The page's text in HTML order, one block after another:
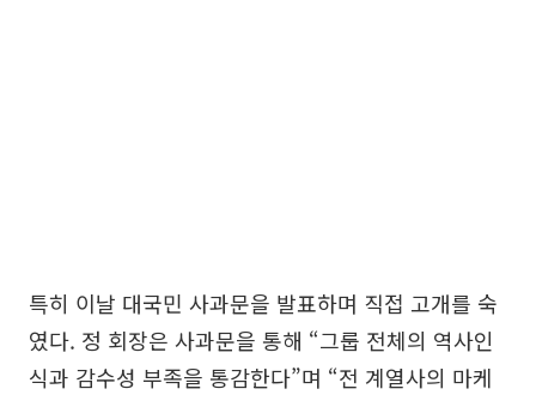
특히 이날 대국민 사과문을 발표하며 직접 고개를 숙
였다. 정 회장은 사과문을 통해 “그룹 전체의 역사인
식과 감수성 부족을 통감한다”며 “전 계열사의 마케